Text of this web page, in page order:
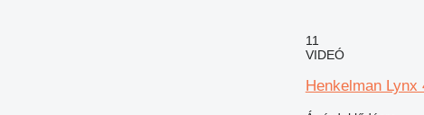
11
VIDEÓ
Henkelman Lynx